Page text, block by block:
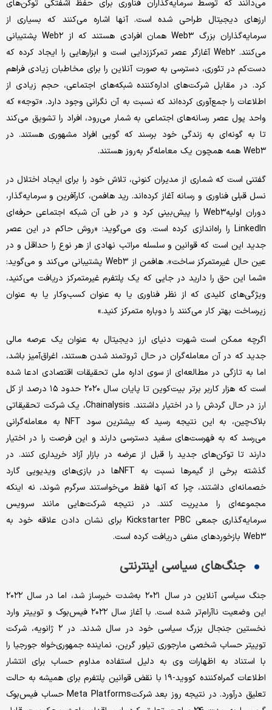
می‌دانند که توسط سرمایه‌گذاران فناوری برای حفظ آشفتگی توکن‌های
ارزهای دیجیتال طراحی شده است. آنها اشاره می‌کنند که بسیاری از
سرمایه‌گذاران بزرگ Web۳ همان افرادی هستند که از Web۲ پشتیبانی
می‌کنند. Web۲ آغازگر عصر تمرکززدایی است و ابزارهایی را ایجاد کرده که
دست‌کم در تئوری، دسترسی به صورت آنلاین را برای مخاطبان زیادی فراهم
کرد. در مقابل شرکت‌های اداره‌کننده شبکه‌های اجتماعی، حجم زیادی از
اطلاعات را جمع‌آوری کرده‌اند که نسبت به آن نگرانی وجود دارد. «توجه» که
واحد پول عصر رسانه‌های اجتماعی به شمار می‌رود، افراد را تشویق می‌کند
تا به گونه‌ای به زندگی خود برسند که گویی افراد مشهوری هستند. در
Web۳ همه همچون یک معامله‌گر به‌روز هستند.
گفتنی است که شماری از مدیران کنونی، تلاش خود را برای ایجاد اختلال در
نسل قبلی فناوری و رسانه آغاز کرده‌اند. رید‌ هافمن، کارآفرین و سرمایه‌گذار،
دوران اولیهWeb۳ را پیش‌بینی کرد و در طی آن شبکه اجتماعی حرفه‌ای
LinkedIn را راه‌اندازی کرده است. وی می‌گوید: «روش حاکم در این عصر
جدید این است که قوانین و سلسله مراتب نهادی از هر نوع را حداقل و در
عین حال غیرمتمرکز ساخت». هافمن از Web۳ پشتیبانی می‌کند و می‌گوید:
«شما این حق را دارید در جایی که یک پلتفرم غیرمتمرکز دریافت می‌کنید،
ویژگی‌های کلیدی که از نظر فناوری یا به عنوان کسب‌وکار یا به ‌عنوان
زیرساخت بهتر کار می‌کنند را دوباره متمرکز ‌کنید.»
اگرچه ممکن است شهرت دنیای ارز دیجیتال به عنوان یک عرصه مالی
جدید که در آن معامله‌گران در حال ثروتمند شدن هستند، اغراق‌آمیز باشد،
اما به تازگی در مطالعه‌ای از سوی اداره ملی تحقیقات اقتصادی ادعا شده
است که هزار کاربر برتر بیت‌کوین تا پایان سال ۲۰۲۰ حدود ۱۵ درصد از کل
ارز در حال گردش را در اختیار داشتند. Chainalysis، یک شرکت تحقیقاتی
بلاک‌چین، به این نتیجه رسید که بیشترین سود NFT به معامله‌گرانی
می‌رسد که به فهرست‌های سفید دسترسی دارند و این فرصت را در اختیار
دارند تا توکن‌های جدید را قبل از عرضه در بازار آزاد خریداری کنند. در
گذشته برخی از گیمرها نسبت به NFTها در بازی‌های ویدیویی گارد
خصمانه‌ای داشتند، چرا که آنها فقط می‌خواستند سرگرم شوند، نه اینکه
مجموعه‌ای را مدیریت کنند. در نتیجه شرکت‌هایی مانند سرویس
سرمایه‌گذاری جمعی Kickstarter PBC برای نشان دادن علاقه خود به
Web۳ بازخوردهای منفی دریافت کرده است.
جنگ‌های سیاسی اینترنتی
جنگ سیاسی آنلاین در سال ۲۰۲۱ به‌شدت خبرساز شد، اما در سال ۲۰۲۲
این وضعیت ناآرام‌تر شده است. با آغاز سال ۲۰۲۲ فیس‌بوک و توییتر وارد
نخستین جنجال بزرگ سیاسی خود در سال شدند. در ۲ ژانویه، شرکت
توییتر حساب شخصی مارجوری تیلور گرین، نماینده جمهوری‌خواه جورجیا را
با استناد به اظهارات وی به دلیل استفاده مداوم حساب برای انتشار
اطلاعات گمراه‌کننده کووید-۱۹ با نقض قوانین پلتفرم برای همیشه به حالت
تعلیق درآورد. در نتیجه روز بعد شرکتMeta Platforms حساب فیس‌بوک